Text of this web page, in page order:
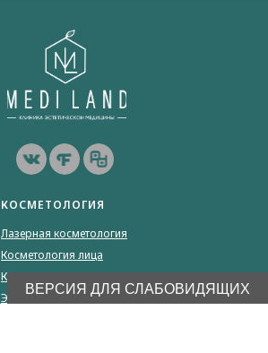
ВЕРСИЯ ДЛЯ СЛАБОВИДЯЩИХ
КОСМЕТОЛОГИЯ
Лазерная косметология
Косметология лица
Косметология тела
Эстетическая косметология